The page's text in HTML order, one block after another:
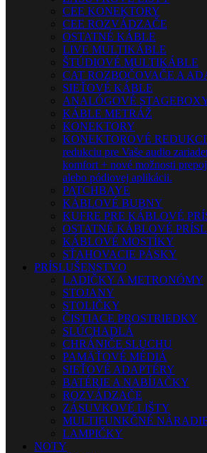
CEE KONEKTORY
CEE ROZVÁDZAČE
OSTATNÉ KÁBLE
LIVE MULTIKÁBLE
ŠTÚDIOVÉ MULTIKÁBLE
CAT ROZBOČOVAČE A
SIEŤOVÉ KÁBLE
ANALÓGOVÉ
KÁBLE METRÁŽ
KONEKTORY
KONEKTOROVÉ
redukciu pre Vaše audio
komfort + nové možnosti
alebo pódiovej aplikácii.
PATCHBAYE
KÁBLOVÉ BUBNY
KUFRE PRE KÁBLOVÉ
OSTATNÉ KÁBLOVÉ
KÁBLOVÉ MOSTÍKY
SŤAHOVACIE PÁSKY
PRÍSLUŠENSTVO
LADIČKY A METRONÓMY
STOJANY
STOLIČKY
ČISTIACE PROSTRIEDKY
SLÚCHADLÁ
CHRÁNIČE SLUCHU
PAMÄŤOVÉ MÉDIÁ
SIEŤOVÉ ADAPTÉRY
BATÉRIE A NABÍJAČKY
ROZVÁDZAČE
ZÁSUVKOVÉ LIŠTY
MULTIFUNKČNÉ
LAMPIČKY
NOTY